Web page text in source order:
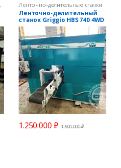
, Ленточно-делительные станки
Ленточно-делительный
станок Griggio HBS 740 4WD
1.250.000 ₽ 1.500.000₽